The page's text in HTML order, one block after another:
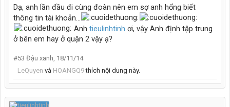
Dạ, anh lần đầu đi cùng đoàn nên em sợ anh hổng biết
thông tin tài khoản...
Anh tieulinhtinh ơi, vậy Anh định tập trung
ở bên em hay ở quận 2 vậy ạ?
#53 Đậu xanh 18/11/14
LeQuyen và HOANGQ9thích nội dung này.